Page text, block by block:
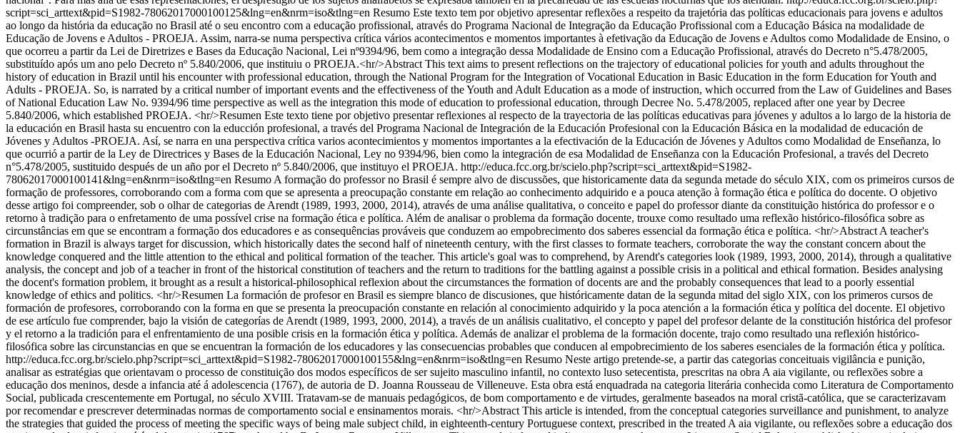
script=sci_arttext&pid=S1982-78062017000100125&lng=en&nrm=iso&tlng=en Resumo Este texto tem por objetivo apresentar reflexões a respeito da trajetória das políticas educacionais para jovens e adultos
ao longo da história da educação no Brasil até o seu encontro com a educação profissional, através do Programa Nacional de Integração da Educação Profissional com a Educação Básica na modalidade de
Educação de Jovens e Adultos - PROEJA. Assim, narra-se numa perspectiva crítica vários acontecimentos e momentos importantes à efetivação da Educação de Jovens e Adultos como Modalidade de Ensino, o
que ocorreu a partir da Lei de Diretrizes e Bases da Educação Nacional, Lei nº9394/96, bem como a integração dessa Modalidade de Ensino com a Educação Profissional, através do Decreto n°5.478/2005,
substituído após um ano pelo Decreto nº 5.840/2006, que instituiu o PROEJA.<hr/>Abstract This text aims to present reflections on the trajectory of educational policies for youth and adults throughout the
history of education in Brazil until his encounter with professional education, through the National Program for the Integration of Vocational Education in Basic Education in the form Education for Youth and
Adults - PROEJA. So, is narrated by a critical number of important events and the effectiveness of the Youth and Adult Education as a mode of instruction, which occurred from the Law of Guidelines and Bases
of National Education Law No. 9394/96 time perspective as well as the integration this mode of education to professional education, through Decree No. 5.478/2005, replaced after one year by Decree
5.840/2006, which established PROEJA. <hr/>Resumen Este texto tiene por objetivo presentar reflexiones al respecto de la trayectoria de las políticas educativas para jóvenes y adultos a lo largo de la historia de
la educación en Brasil hasta su encuentro con la educción profesional, a través del Programa Nacional de Integración de la Educación Profesional con la Educación Básica en la modalidad de educación de
Jóvenes y Adultos -PROEJA. Así, se narra en una perspectiva crítica varios acontecimientos y momentos importantes a la efectivación de la Educación de Jóvenes y Adultos como Modalidad de Enseñanza, lo
que ocurrió a partir de la Ley de Directrices y Bases de la Educación Nacional, Ley no 9394/96, bien como la integración de esa Modalidad de Enseñanza con la Educación Profesional, a través del Decreto
n°5.478/2005, sustituido después de un año por el Decreto nº 5.840/2006, que instituyo el PROEJA. http://educa.fcc.org.br/scielo.php?script=sci_arttext&pid=S1982-
78062017000100141&lng=en&nrm=iso&tlng=en Resumo A formação do professor no Brasil é sempre alvo de discussões, que historicamente data da segunda metade do século XIX, com os primeiros cursos de
formação de professores, corroborando com a forma com que se apresenta a preocupação constante em relação ao conhecimento adquirido e a pouca atenção à formação ética e política do docente. O objetivo
desse artigo foi compreender, sob o olhar de categorias de Arendt (1989, 1993, 2000, 2014), através de uma análise qualitativa, o conceito e papel do professor diante da constituição histórica do professor e o
retorno à tradição para o enfretamento de uma possível crise na formação ética e política. Além de analisar o problema da formação docente, trouxe como resultado uma reflexão histórico-filosófica sobre as
circunstâncias em que se encontram a formação dos educadores e as consequências prováveis que conduzem ao empobrecimento dos saberes essencial da formação ética e política. <hr/>Abstract A teacher's
formation in Brazil is always target for discussion, which historically dates the second half of nineteenth century, with the first classes to formate teachers, corroborate the way the constant concern about the
knowledge conquered and the little attention to the ethical and political formation of the teacher. This article's goal was to comprehend, by Arendt's categories look (1989, 1993, 2000, 2014), through a qualitative
analysis, the concept and job of a teacher in front of the historical constitution of teachers and the return to traditions for the battling against a possible crisis in a political and ethical formation. Besides analysing
the docent's formation problem, it brought as a result a historical-philosophical reflexion about the circumstances the formation of docents are and the probably consequences that lead to a poorly essential
knowledge of ethics and politics. <hr/>Resumen La formación de profesor en Brasil es siempre blanco de discusiones, que históricamente datan de la segunda mitad del siglo XIX, con los primeros cursos de
formación de profesores, corroborando con la forma en que se presenta la preocupación constante en relación al conocimiento adquirido y la poca atención a la formación ética y política del docente. El objetivo
de ese artículo fue comprender, bajo la visión de categorías de Arendt (1989, 1993, 2000, 2014), a través de un análisis cualitativo, el concepto y papel del profesor delante de la constitución histórica del profesor
y el retorno a la tradición para el enfrentamiento de una posible crisis en la formación ética y política. Además de analizar el problema de la formación docente, trajo como resultado una reflexión histórico-
filosófica sobre las circunstancias en que se encuentran la formación de los educadores y las consecuencias probables que conducen al empobrecimiento de los saberes esenciales de la formación ética y política.
http://educa.fcc.org.br/scielo.php?script=sci_arttext&pid=S1982-78062017000100155&lng=en&nrm=iso&tlng=en Resumo Neste artigo pretende-se, a partir das categorias conceituais vigilância e punição,
analisar as estratégias que orientavam o processo de constituição dos modos específicos de ser sujeito masculino infantil, no contexto luso setecentista, prescritas na obra A aia vigilante, ou reflexões sobre a
educação dos meninos, desde a infancia até á adolescencia (1767), de autoria de D. Joanna Rousseau de Villeneuve. Esta obra está enquadrada na categoria literária conhecida como Literatura de Comportamento
Social, publicada crescentemente em Portugal, no século XVIII. Tratavam-se de manuais pedagógicos, de bom comportamento e de virtudes, geralmente baseados na moral cristã-católica, que se caracterizavam
por recomendar e prescrever determinadas normas de comportamento social e ensinamentos morais. <hr/>Abstract This article is intended, from the conceptual categories surveillance and punishment, to analyze
the strategies that guided the process of meeting the specific ways of being male subject child, in eighteenth-century Portuguese context, prescribed in the treated A aia vigilante, ou reflexões sobre a educação dos